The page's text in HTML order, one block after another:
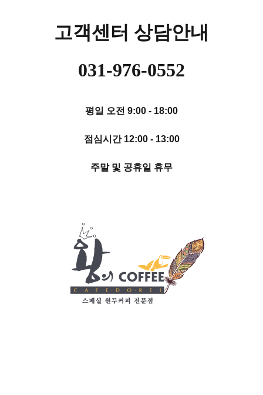
고객센터 상담안내
031-976-0552
평일 오전 9:00 - 18:00
점심시간 12:00 - 13:00
주말 및 공휴일 휴무